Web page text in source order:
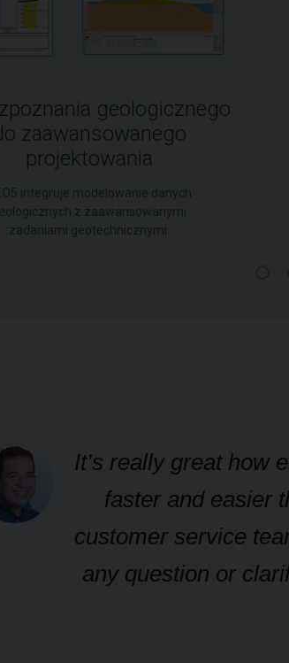
geologicznego
zaawansowanego
projektowania
It’s really great how
faster and easier
customer service
any question or